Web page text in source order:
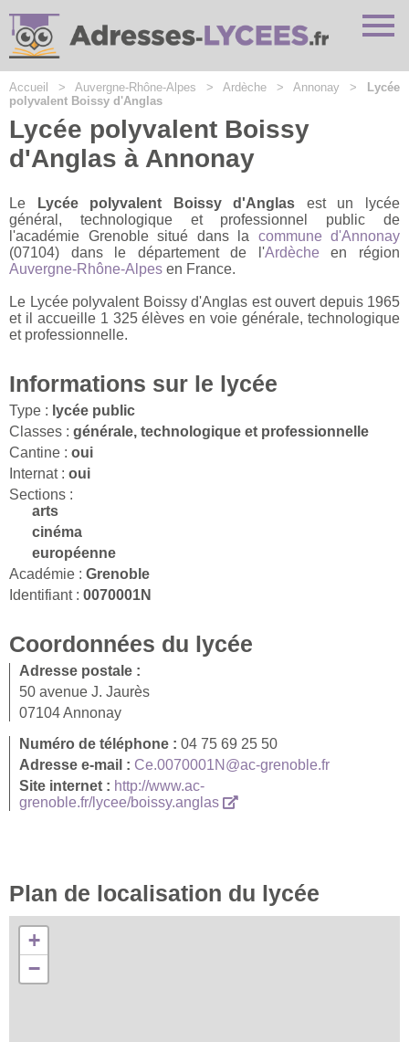
Accueil > Auvergne-Rhône-Alpes > Ardèche > Annonay > Lycée
polyvalent Boissy d'Anglas
Lycée polyvalent Boissy
d'Anglas à Annonay
Le Lycée polyvalent Boissy d'Anglas est un lycée
général, technologique et professionnel public de
l'académie Grenoble situé dans la commune d'Annonay
(07104) dans le département de l'Ardèche en région
Auvergne-Rhône-Alpes en France.
Le Lycée polyvalent Boissy d'Anglas est ouvert depuis 1965
et il accueille 1 325 élèves en voie générale, technologique
et professionnelle.
Informations sur le lycée
Type : lycée public
Classes : générale, technologique et professionnelle
Cantine : oui
Internat : oui
Sections :
arts
cinéma
européenne
Académie : Grenoble
Identifiant : 0070001N
Coordonnées du lycée
Adresse postale :
50 avenue J. Jaurès
07104 Annonay
Numéro de téléphone : 04 75 69 25 50
Adresse e-mail : Ce.0070001N@ac-grenoble.fr
Site internet : http://www.ac-
grenoble.fr/lycee/boissy.anglas
Plan de localisation du lycée
+
−